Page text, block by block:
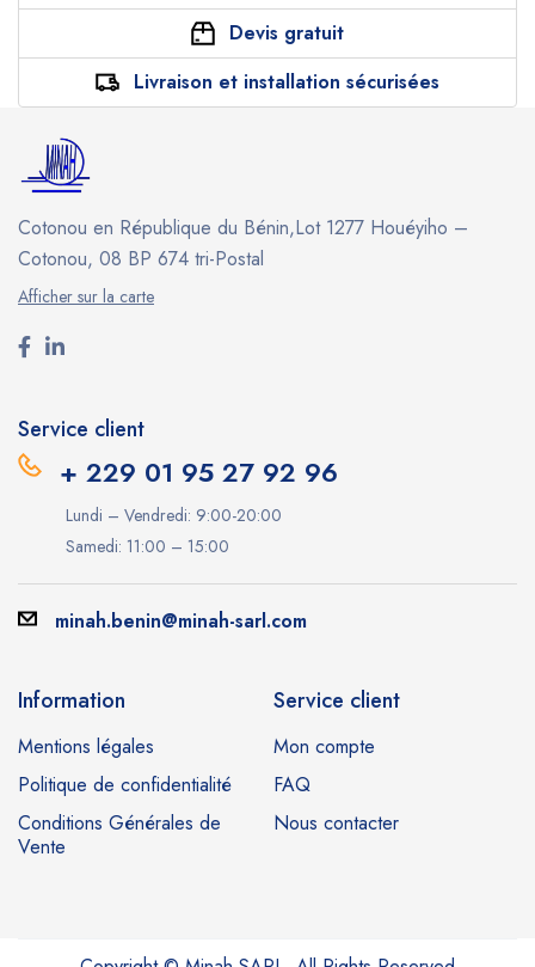
Devis gratuit
Livraison et installation sécurisées
Cotonou en République du Bénin,Lot 1277 Houéyiho –
Cotonou, 08 BP 674 tri-Postal
Afficher sur la carte
Service client
+ 229 01 95 27 92 96
Lundi – Vendredi: 9:00-20:00
Samedi: 11:00 – 15:00
minah.benin@minah-sarl.com
Information
Mentions légales
Politique de confidentialité
Conditions Générales de
Vente
Service client
Mon compte
FAQ
Nous contacter